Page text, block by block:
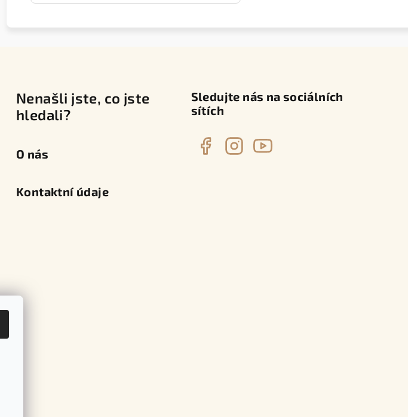
Nenašli jste, co jste
hledali?
O nás
Kontaktní údaje
Sledujte nás na sociálních
sítích